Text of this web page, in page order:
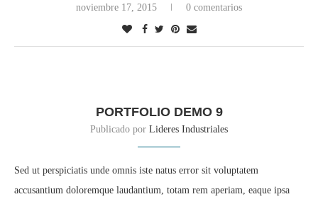
noviembre 17, 2015 0 comentarios
PORTFOLIO DEMO 9
Publicado por Lideres Industriales
Sed ut perspiciatis unde omnis iste natus error sit voluptatem
accusantium doloremque laudantium, totam rem aperiam, eaque ipsa